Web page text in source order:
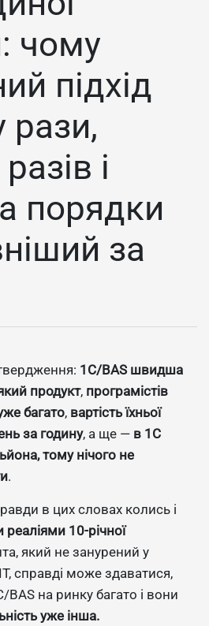
чому
підхід
рази,
і
порядки
за
1С/BAS швидша
продукт, програмістів
багато, вартість їхньої
за годину, а ще — в 1С
тому нічого не
.
в цих словах колись і
10-річної
який не занурений у
справді може здаватися,
BAS на ринку багато і вони
уже інша.